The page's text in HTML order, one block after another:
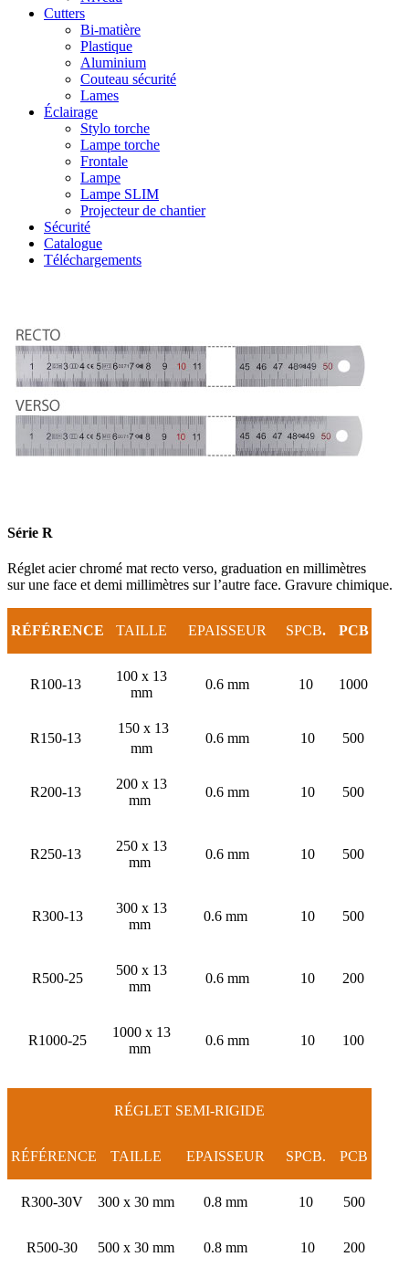
Cutters
Bi-matière
Plastique
Aluminium
Couteau sécurité
Lames
Éclairage
Stylo torche
Lampe torche
Frontale
Lampe
Lampe SLIM
Projecteur de chantier
Sécurité
Catalogue
Téléchargements
Série R
Réglet acier chromé mat recto verso, graduation en millimètres
sur une face et demi millimètres sur l’autre face. Gravure chimique.
RÉFÉRENCE TAILLE EPAISSEUR SPCB. PCB
R100-13
100 x 13
mm
0.6 mm 10 1000
R150-13
150 x 13
mm
0.6 mm 10 500
R200-13
200 x 13
mm
0.6 mm 10 500
R250-13
250 x 13
mm
0.6 mm 10 500
R300-13
300 x 13
mm
0.6 mm 10 500
R500-25
500 x 13
mm
0.6 mm 10 200
R1000-25
1000 x 13
mm
0.6 mm 10 100
RÉGLET SEMI-RIGIDE
RÉFÉRENCE TAILLE EPAISSEUR SPCB. PCB
R300-30V 300 x 30 mm 0.8 mm 10 500
R500-30 500 x 30 mm 0.8 mm 10 200